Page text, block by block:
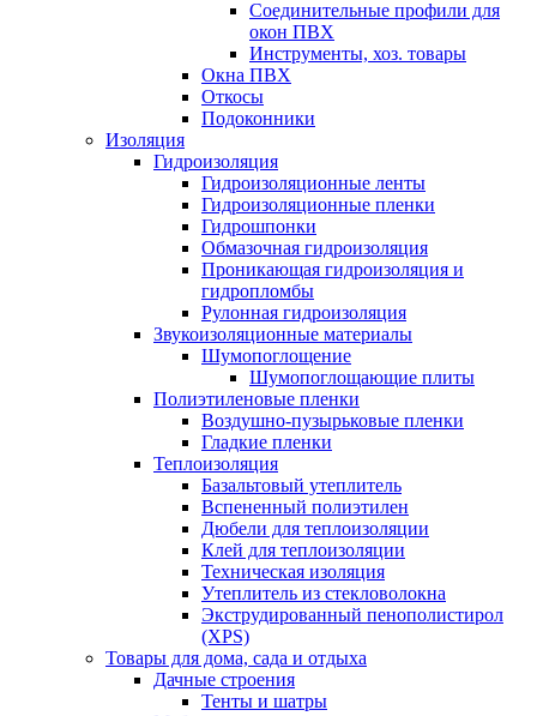
Соединительные профили для
окон ПВХ
Инструменты, хоз. товары
Окна ПВХ
Откосы
Подоконники
Изоляция
Гидроизоляция
Гидроизоляционные ленты
Гидроизоляционные пленки
Гидрошпонки
Обмазочная гидроизоляция
Проникающая гидроизоляция и
гидропломбы
Рулонная гидроизоляция
Звукоизоляционные материалы
Шумопоглощение
Шумопоглощающие плиты
Полиэтиленовые пленки
Воздушно-пузырьковые пленки
Гладкие пленки
Теплоизоляция
Базальтовый утеплитель
Вспененный полиэтилен
Дюбели для теплоизоляции
Клей для теплоизоляции
Техническая изоляция
Утеплитель из стекловолокна
Экструдированный пенополистирол
(XPS)
Товары для дома, сада и отдыха
Дачные строения
Тенты и шатры